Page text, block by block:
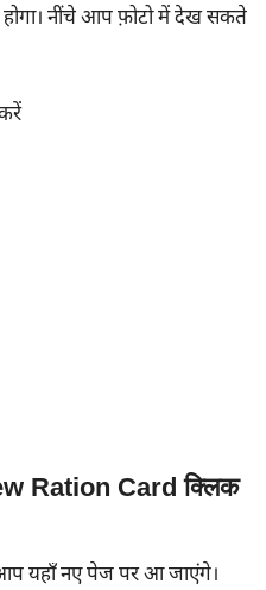
नींचे आप फ़ोटो में देख सकते
Ration Card क्लिक
यहाँ नए पेज पर आ जाएंगे।